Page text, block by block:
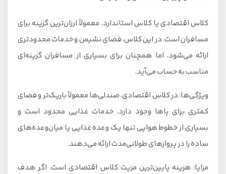
کلاس اقتصادی یا کلاس استاندارد، معمولاً ارزان‌ترین گزینه برای
مسافران است. در این کلاس، فضای نشیمن و خدمات محدودتری
ارائه می‌شود، اما همچنان برای بسیاری از مسافران گزینه‌ای
مناسب به حساب می‌آید.
ویژگی‌ها: در کلاس اقتصادی، صندلی‌ها معمولاً باریک‌تر و فضای
کمتری برای پاها وجود دارد. خدمات غذایی محدود است و
بسیاری از خطوط هوایی تنها یک وعده غذایی یا میان‌وعده‌های
ساده را در پروازهای طولانی‌مدت ارائه می‌دهند.
مزایا: هزینه پایین‌ترین مزیت کلاس اقتصادی است. اگر هدف